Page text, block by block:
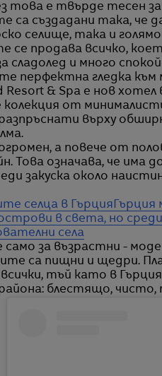
това е твърде тесен
са създадани така, че
селище, така и
се продава всичко,
сладолед и много
перфектна гледка
Resort & Spa е нов
колекция от
върху
а повече от
Това означава, че
закуска около
селца в ГърцияГърция
в света, но
села
за възрастни -
са пищни и щедри.
тъй като в
блестящо, чисто,